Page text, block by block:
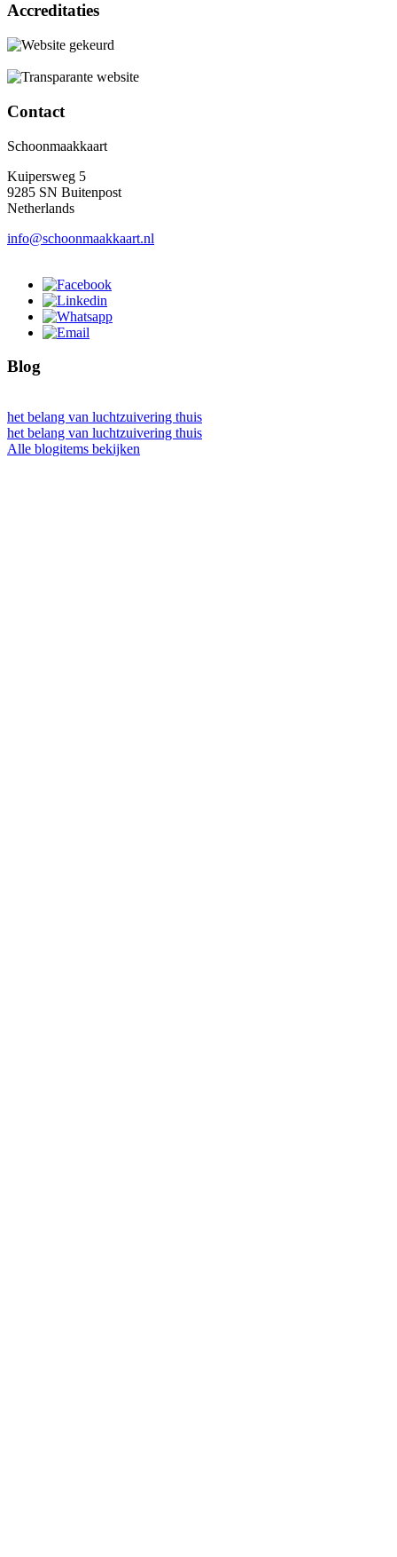
Accreditaties
Contact
Schoonmaakkaart
Kuipersweg 5
9285 SN Buitenpost
Netherlands
info@schoonmaakkaart.nl
Blog
het belang van luchtzuivering thuis
het belang van luchtzuivering thuis
Alle blogitems bekijken